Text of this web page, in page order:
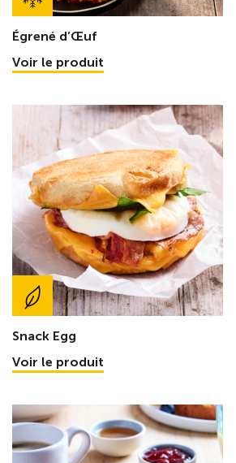
Égrené d’Œuf
Voir le produit
Snack Egg
Voir le produit